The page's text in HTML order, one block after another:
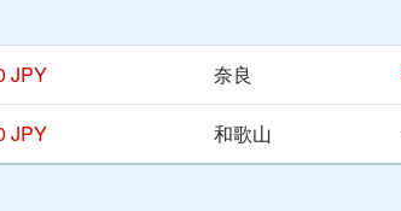
JPY 奈良
JPY 和歌山